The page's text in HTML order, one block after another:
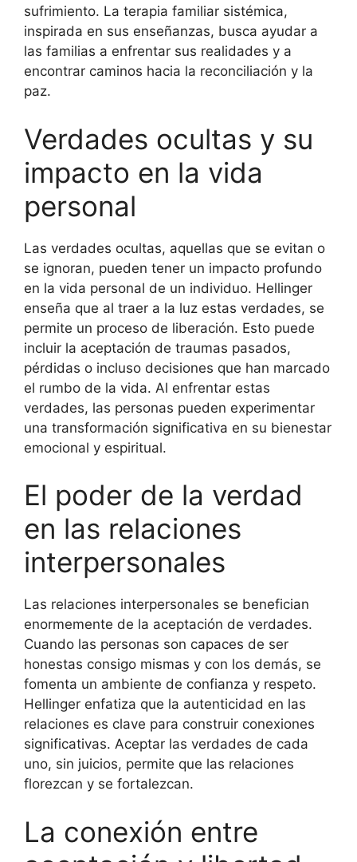
sufrimiento. La terapia familiar sistémica,
inspirada en sus enseñanzas, busca ayudar a
las familias a enfrentar sus realidades y a
encontrar caminos hacia la reconciliación y la
paz.
Verdades ocultas y su
impacto en la vida
personal
Las verdades ocultas, aquellas que se evitan o
se ignoran, pueden tener un impacto profundo
en la vida personal de un individuo. Hellinger
enseña que al traer a la luz estas verdades, se
permite un proceso de liberación. Esto puede
incluir la aceptación de traumas pasados,
pérdidas o incluso decisiones que han marcado
el rumbo de la vida. Al enfrentar estas
verdades, las personas pueden experimentar
una transformación significativa en su bienestar
emocional y espiritual.
El poder de la verdad
en las relaciones
interpersonales
Las relaciones interpersonales se benefician
enormemente de la aceptación de verdades.
Cuando las personas son capaces de ser
honestas consigo mismas y con los demás, se
fomenta un ambiente de confianza y respeto.
Hellinger enfatiza que la autenticidad en las
relaciones es clave para construir conexiones
significativas. Aceptar las verdades de cada
uno, sin juicios, permite que las relaciones
florezcan y se fortalezcan.
La conexión entre